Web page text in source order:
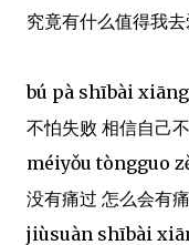
究竟有什么值得我去
bú pà shībài
不怕失败 相信自己
méiyǒu tòngguo
没有痛过 怎么会有
jiùsuàn shībài